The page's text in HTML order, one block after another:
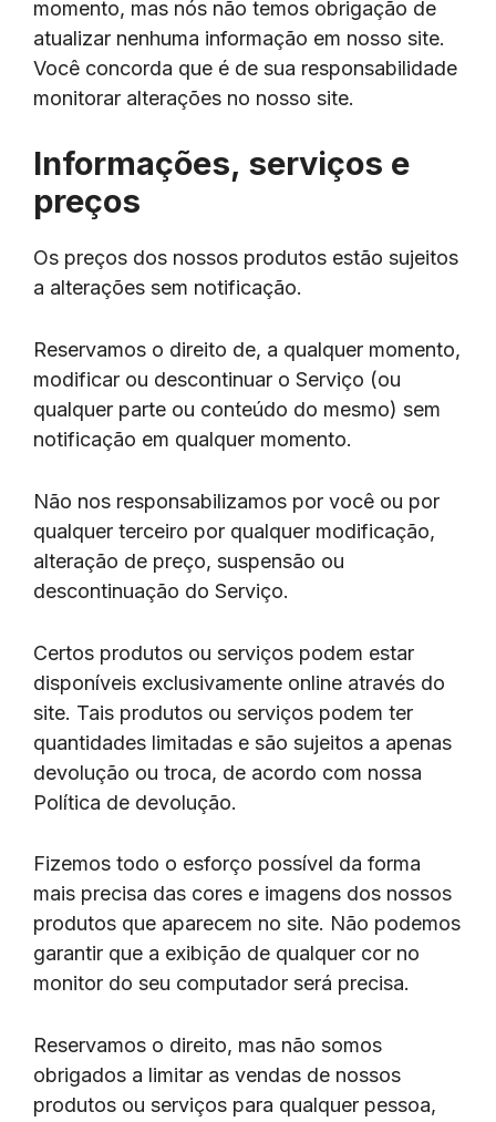
momento, mas nós não temos obrigação de
atualizar nenhuma informação em nosso site.
Você concorda que é de sua responsabilidade
monitorar alterações no nosso site.
Informações, serviços e
preços
Os preços dos nossos produtos estão sujeitos
a alterações sem notificação.
Reservamos o direito de, a qualquer momento,
modificar ou descontinuar o Serviço (ou
qualquer parte ou conteúdo do mesmo) sem
notificação em qualquer momento.
Não nos responsabilizamos por você ou por
qualquer terceiro por qualquer modificação,
alteração de preço, suspensão ou
descontinuação do Serviço.
Certos produtos ou serviços podem estar
disponíveis exclusivamente online através do
site. Tais produtos ou serviços podem ter
quantidades limitadas e são sujeitos a apenas
devolução ou troca, de acordo com nossa
Política de devolução.
Fizemos todo o esforço possível da forma
mais precisa das cores e imagens dos nossos
produtos que aparecem no site. Não podemos
garantir que a exibição de qualquer cor no
monitor do seu computador será precisa.
Reservamos o direito, mas não somos
obrigados a limitar as vendas de nossos
produtos ou serviços para qualquer pessoa,